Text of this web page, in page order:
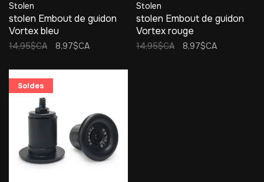
Stolen
stolen Embout de guidon
Vortex bleu
14,95$CA 8,97$CA
Stolen
stolen Embout de guidon
Vortex rouge
14,95$CA 8,97$CA
Soldes